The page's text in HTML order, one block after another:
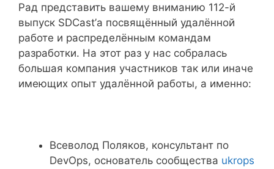
Рад представить вашему вниманию 112-й
выпуск SDCast’а посвящённый удалённой
работе и распределённым командам
разработки. На этот раз у нас собралась
большая компания участников так или иначе
имеющих опыт удалённой работы, а именно:
Всеволод Поляков, консультант по
DevOps, основатель сообщества ukrops